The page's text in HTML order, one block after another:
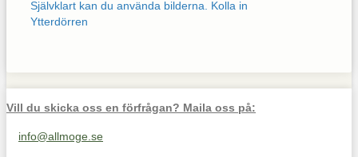
Självklart kan du använda bilderna. Kolla in
Ytterdörren
Vill du skicka oss en förfrågan? Maila oss på:
Maila oss på info@allmoge.se
info@allmoge.se